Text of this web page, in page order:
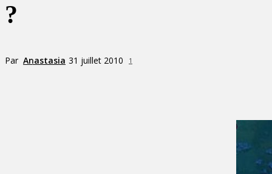
?
Par Anastasia 31 juillet 2010 1